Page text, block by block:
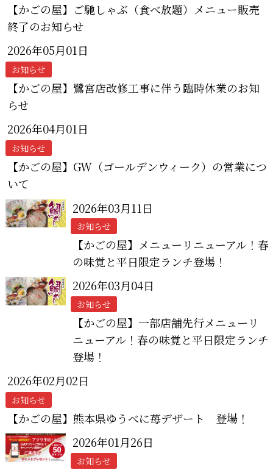
【かごの屋】ご馳しゃぶ（食べ放題）メニュー販売
終了のお知らせ
2026年05月01日
お知らせ
【かごの屋】鷺宮店改修工事に伴う臨時休業のお知
らせ
2026年04月01日
お知らせ
【かごの屋】GW（ゴールデンウィーク）の営業につ
いて
2026年03月11日
お知らせ
【かごの屋】メニューリニューアル！春
の味覚と平日限定ランチ登場！
2026年03月04日
お知らせ
【かごの屋】一部店舗先行メニューリ
ニューアル！春の味覚と平日限定ランチ
登場！
2026年02月02日
お知らせ
【かごの屋】熊本県ゆうべに苺デザート 登場！
2026年01月26日
お知らせ